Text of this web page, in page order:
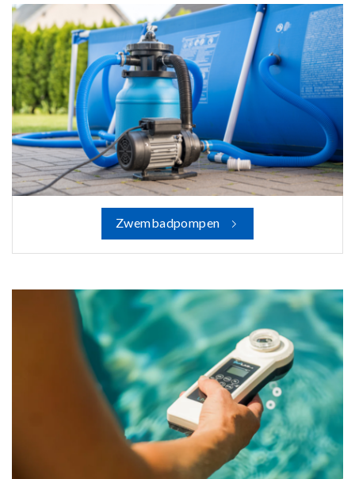
Zwembadpompen